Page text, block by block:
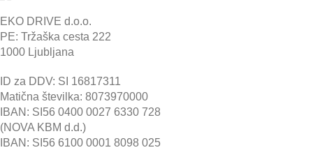
EKO DRIVE d.o.o.
PE: Tržaška cesta 222
1000 Ljubljana
ID za DDV: SI 16817311
Matična številka: 8073970000
IBAN: SI56 0400 0027 6330 728
(NOVA KBM d.d.)
IBAN: SI56 6100 0001 8098 025